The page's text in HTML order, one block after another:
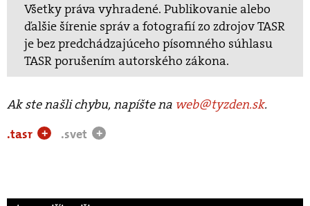
Všetky práva vyhradené. Publikovanie alebo
ďalšie šírenie správ a fotografií zo zdrojov TASR
je bez predchádzajúceho písomného súhlasu
TASR porušením autorského zákona.
Ak ste našli chybu, napíšte na web@tyzden.sk.
.tasr
+ .svet +